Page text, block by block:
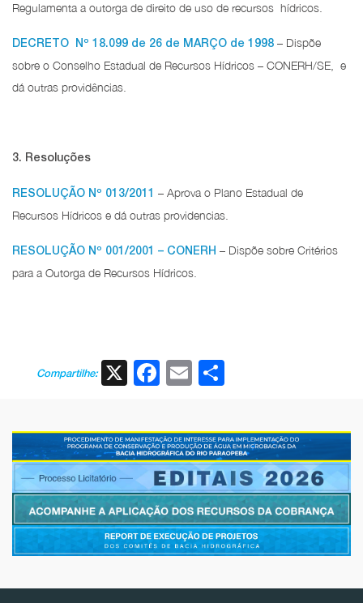
Regulamenta a outorga de direito de uso de recursos hídricos.
DECRETO Nº 18.099 de 26 de MARÇO de 1998 – Dispõe
sobre o Conselho Estadual de Recursos Hídricos – CONERH/SE, e
dá outras providências.
3. Resoluções
RESOLUÇÃO Nº 013/2011 – Aprova o Plano Estadual de
Recursos Hídricos e dá outras providencias.
RESOLUÇÃO Nº 001/2001 – CONERH – Dispõe sobre Critérios
para a Outorga de Recursos Hídricos.
Compartilhe: X Facebook
Email